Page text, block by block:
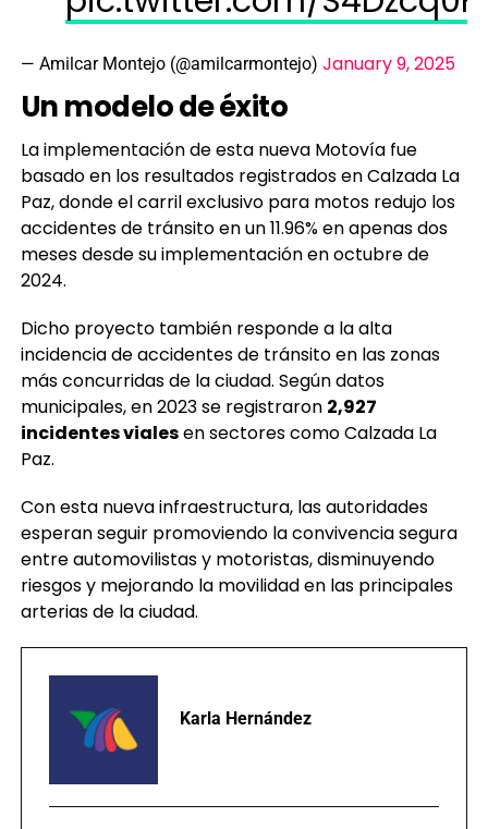
— Amilcar Montejo (@amilcarmontejo) January 9, 2025
Un modelo de éxito
La implementación de esta nueva Motovía fue
basado en los resultados registrados en Calzada La
Paz, donde el carril exclusivo para motos redujo los
accidentes de tránsito en un 11.96% en apenas dos
meses desde su implementación en octubre de
2024.
Dicho proyecto también responde a la alta
incidencia de accidentes de tránsito en las zonas
más concurridas de la ciudad. Según datos
municipales, en 2023 se registraron 2,927
incidentes vialesen sectores como Calzada La
Paz.
Con esta nueva infraestructura, las autoridades
esperan seguir promoviendo la convivencia segura
entre automovilistas y motoristas, disminuyendo
riesgos y mejorando la movilidad en las principales
arterias de la ciudad.
Karla Hernández